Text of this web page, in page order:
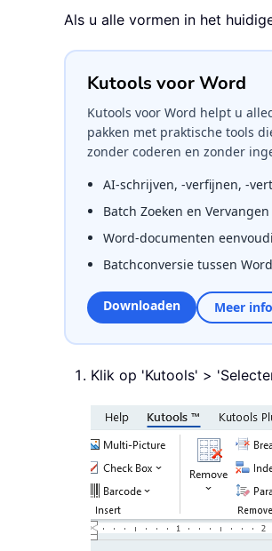
Als u alle vormen in het
Kutools voor Word
Kutools voor Word helpt u
pakken met praktische tools
zonder coderen en zonder
AI-schrijven, -verfijnen, -
Batch Zoeken en
Word-documenten
Batchconversie tussen
Downloaden Meer
Klik op 'Kutools' >